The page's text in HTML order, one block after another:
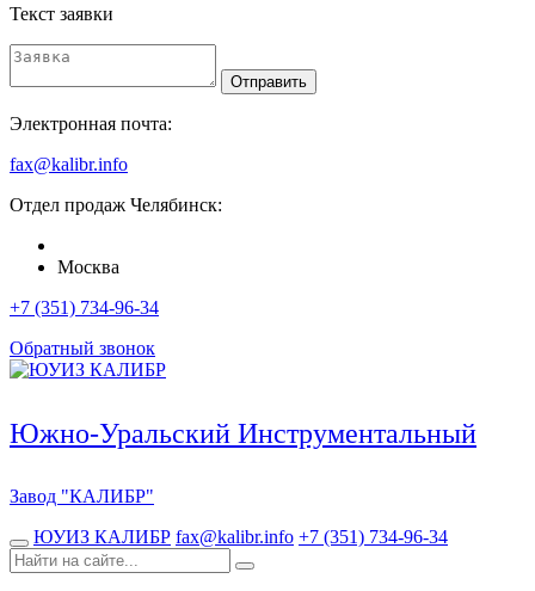
Текст заявки
Отправить
Электронная почта:
fax@kalibr.info
Отдел продаж Челябинск:
Москва
+7 (351) 734-96-34
Обратный звонок
Южно-Уральский Инструментальный
Завод "КАЛИБР"
ЮУИЗ КАЛИБР fax@kalibr.info +7 (351) 734-96-34